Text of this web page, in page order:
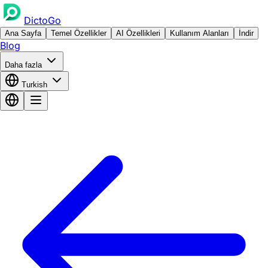
DictoGo
Ana Sayfa Temel Özellikler AI Özellikleri Kullanım Alanları İndir
Blog
Daha fazla
Turkish